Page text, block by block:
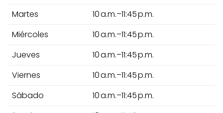
Martes
10 a.m.–11:45 p.m.
Miércoles
10 a.m.–11:45 p.m.
Jueves
10 a.m.–11:45 p.m.
Viernes
10 a.m.–11:45 p.m.
Sábado
10 a.m.–11:45 p.m.